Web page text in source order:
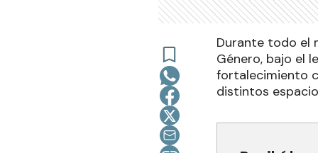
Durante todo el
Género, bajo el
fortalecimiento
distintos